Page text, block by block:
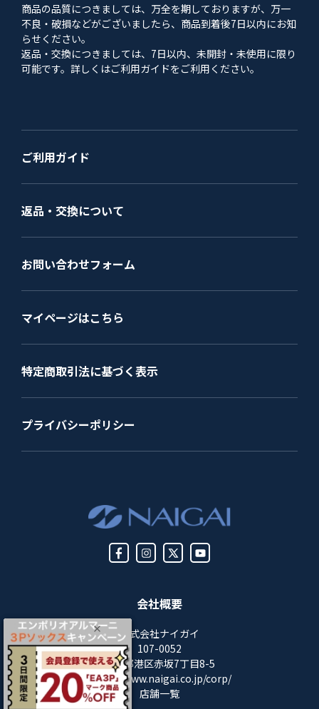
会社概要
株式会社ナイガイ
107-0052
東京都港区赤坂7丁目8-5
https://www.naigai.co.jp/corp/
店舗一覧
商品の品質につきましては、万全を期しておりますが、万一
不良・破損などがございましたら、商品到着後7日以内にお知
らせください。
返品・交換につきましては、7日以内、未開封・未使用に限り
可能です。詳しくはご利用ガイドをご利用ください。
ご利用ガイド
返品・交換について
お問い合わせフォーム
マイページはこちら
特定商取引法に基づく表示
プライバシーポリシー